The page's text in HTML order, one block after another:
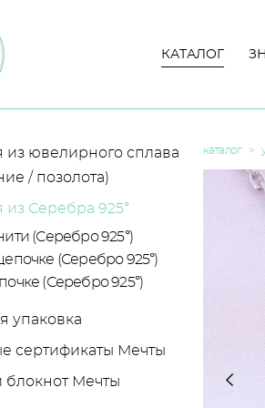
КАТАЛОГ
КАТАЛОГ
ювелирного сплава
/ позолота)
Серебра 925°
(Серебро 925°)
(Серебро 925°)
(Серебро 925°)
упаковка
сертификаты Мечты
блокнот Мечты
каталог >